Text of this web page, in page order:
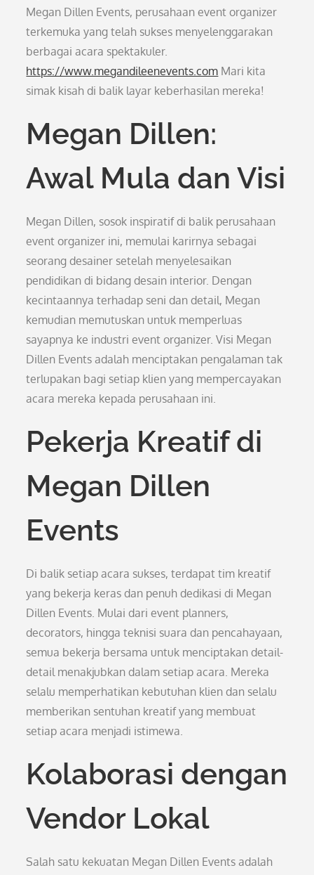
Megan Dillen Events, perusahaan event organizer
terkemuka yang telah sukses menyelenggarakan
berbagai acara spektakuler.
https://www.megandileenevents.com Mari kita
simak kisah di balik layar keberhasilan mereka!
Megan Dillen:
Awal Mula dan Visi
Megan Dillen, sosok inspiratif di balik perusahaan
event organizer ini, memulai karirnya sebagai
seorang desainer setelah menyelesaikan
pendidikan di bidang desain interior. Dengan
kecintaannya terhadap seni dan detail, Megan
kemudian memutuskan untuk memperluas
sayapnya ke industri event organizer. Visi Megan
Dillen Events adalah menciptakan pengalaman tak
terlupakan bagi setiap klien yang mempercayakan
acara mereka kepada perusahaan ini.
Pekerja Kreatif di
Megan Dillen
Events
Di balik setiap acara sukses, terdapat tim kreatif
yang bekerja keras dan penuh dedikasi di Megan
Dillen Events. Mulai dari event planners,
decorators, hingga teknisi suara dan pencahayaan,
semua bekerja bersama untuk menciptakan detail-
detail menakjubkan dalam setiap acara. Mereka
selalu memperhatikan kebutuhan klien dan selalu
memberikan sentuhan kreatif yang membuat
setiap acara menjadi istimewa.
Kolaborasi dengan
Vendor Lokal
Salah satu kekuatan Megan Dillen Events adalah